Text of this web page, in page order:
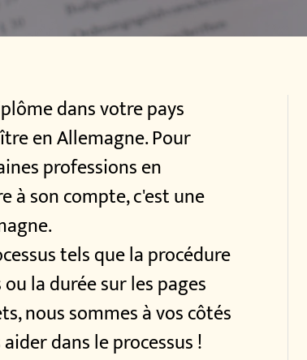
dans votre pays
en Allemagne. Pour
professions en
à son compte, c'est une
tels que la procédure
la durée sur les pages
nous sommes à vos côtés
dans le processus !